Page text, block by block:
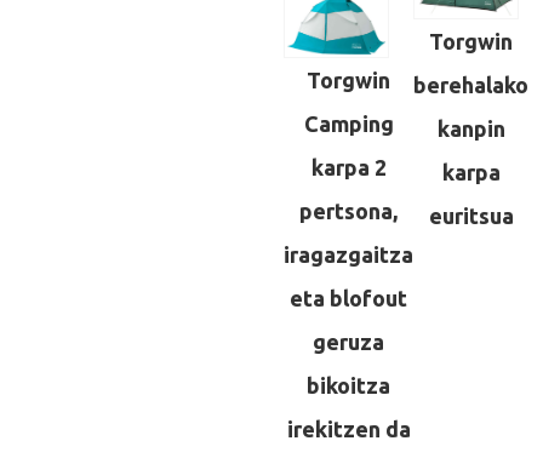
Torgwin
Camping
karpa 2
pertsona,
iragazgaitza
eta blofout
geruza
bikoitza
irekitzen da
Torgwin
berehalako
kanpin
karpa
euritsua